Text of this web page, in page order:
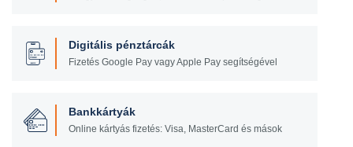
Digitális pénztárcák
Fizetés Google Pay vagy Apple Pay segítségével
Bankkártyák
Online kártyás fizetés: Visa, MasterCard és mások